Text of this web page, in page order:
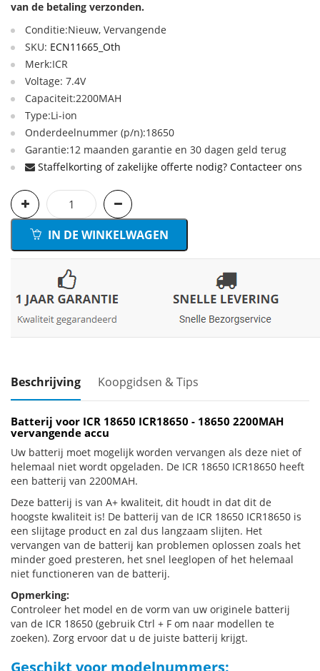
van de betaling verzonden.
Conditie:Nieuw, Vervangende
SKU: ECN11665_Oth
Merk:ICR
Voltage: 7.4V
Capaciteit:2200MAH
Type:Li-ion
Onderdeelnummer (p/n):18650
Garantie:12 maanden garantie en 30 dagen geld terug
Staffelkorting of zakelijke offerte nodig? Contacteer ons
IN DE WINKELWAGEN
Beschrijving Koopgidsen & Tips
Batterij voor ICR 18650 ICR18650 - 18650 2200MAH
vervangende accu
Uw batterij moet mogelijk worden vervangen als deze niet of
helemaal niet wordt opgeladen. De ICR 18650 ICR18650 heeft
een batterij van 2200MAH.
Deze batterij is van A+ kwaliteit, dit houdt in dat dit de
hoogste kwaliteit is! De batterij van de ICR 18650 ICR18650 is
een slijtage product en zal dus langzaam slijten. Het
vervangen van de batterij kan problemen oplossen zoals het
minder goed presteren, het snel leeglopen of het helemaal
niet functioneren van de batterij.
Opmerking:
Controleer het model en de vorm van uw originele batterij
van de ICR 18650 (gebruik Ctrl + F om naar modellen te
zoeken). Zorg ervoor dat u de juiste batterij krijgt.